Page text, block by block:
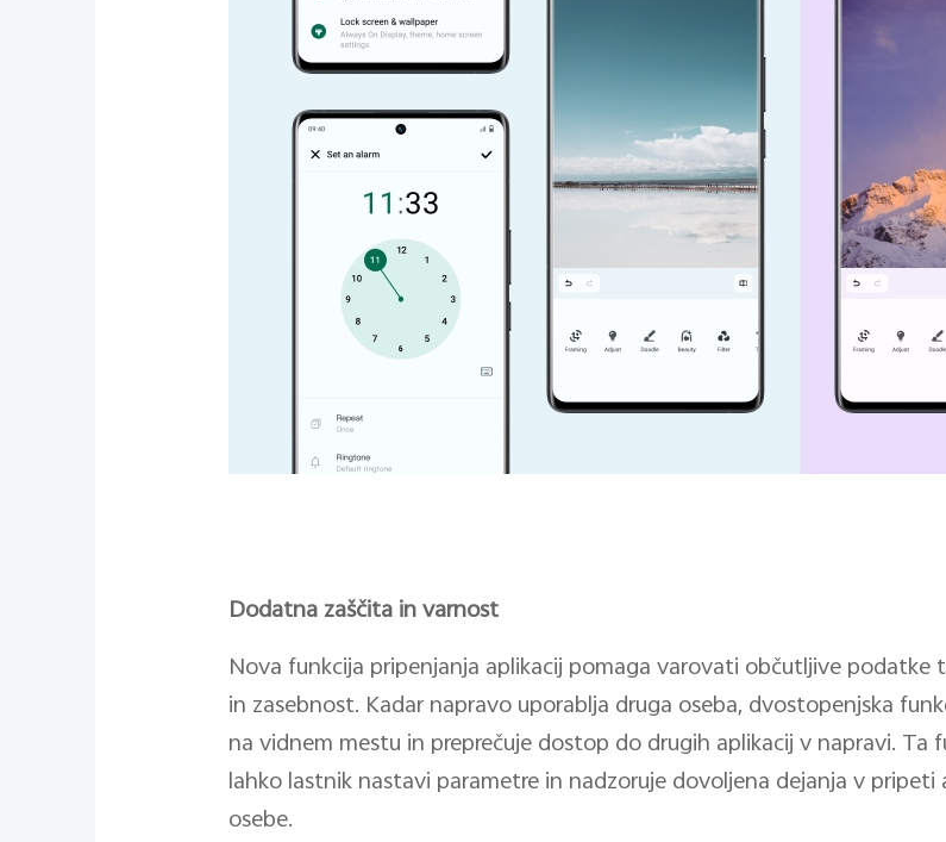
Dodatna zaščita in varnost
Nova funkcija pripenjanja aplikacij pomaga varovati občutljive
in zasebnost. Kadar napravo uporablja druga oseba, dvostopenjska
na vidnem mestu in preprečuje dostop do drugih aplikacij v napravi. Ta
lahko lastnik nastavi parametre in nadzoruje dovoljena dejanja v
osebe.